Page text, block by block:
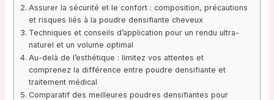
Assurer la sécurité et le confort : composition, précautions
et risques liés à la poudre densifiante cheveux
Techniques et conseils d’application pour un rendu ultra-
naturel et un volume optimal
Au-delà de l’esthétique : limitez vos attentes et
comprenez la différence entre poudre densifiante et
traitement médical
Comparatif des meilleures poudres densifiantes pour